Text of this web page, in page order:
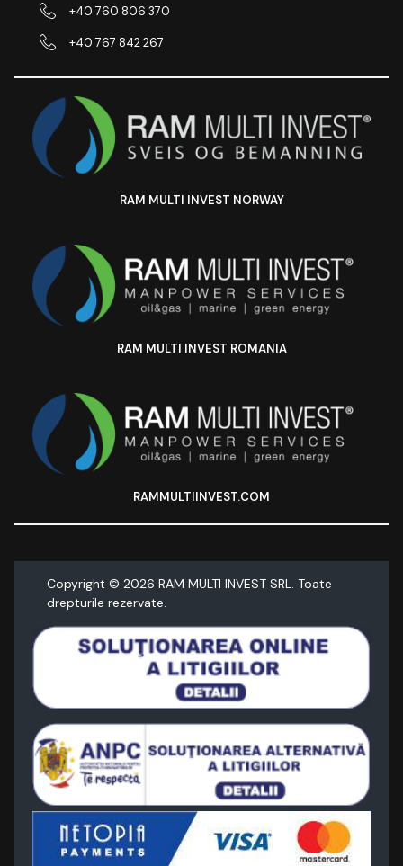
+40 760 806 370
+40 767 842 267
RAM MULTI INVEST NORWAY
RAM MULTI INVEST ROMANIA
RAMMULTIINVEST.COM
Copyright © 2026 RAM MULTI INVEST SRL. Toate
drepturile rezervate.